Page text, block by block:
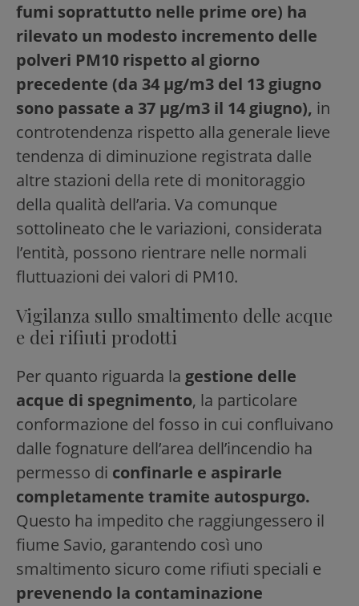
fumi soprattutto nelle prime ore) ha
rilevato un modesto incremento delle
polveri PM10 rispetto al giorno
precedente (da 34 μg/m3 del 13 giugno
sono passate a 37 μg/m3 il 14 giugno), in
controtendenza rispetto alla generale lieve
tendenza di diminuzione registrata dalle
altre stazioni della rete di monitoraggio
della qualità dell’aria. Va comunque
sottolineato che le variazioni, considerata
l’entità, possono rientrare nelle normali
fluttuazioni dei valori di PM10.
Vigilanza sullo smaltimento delle acque
e dei rifiuti prodotti
Per quanto riguarda la gestione delle
acque di spegnimento, la particolare
conformazione del fosso in cui confluivano
dalle fognature dell’area dell’incendio ha
permesso di confinarle e aspirarle
completamente tramite autospurgo.
Questo ha impedito che raggiungessero il
fiume Savio, garantendo così uno
smaltimento sicuro come rifiuti speciali e
prevenendo la contaminazione